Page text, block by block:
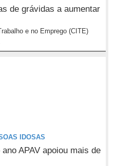
de grávidas a aumentar
e no Emprego (CITE)
IDOSAS
APAV apoiou mais de